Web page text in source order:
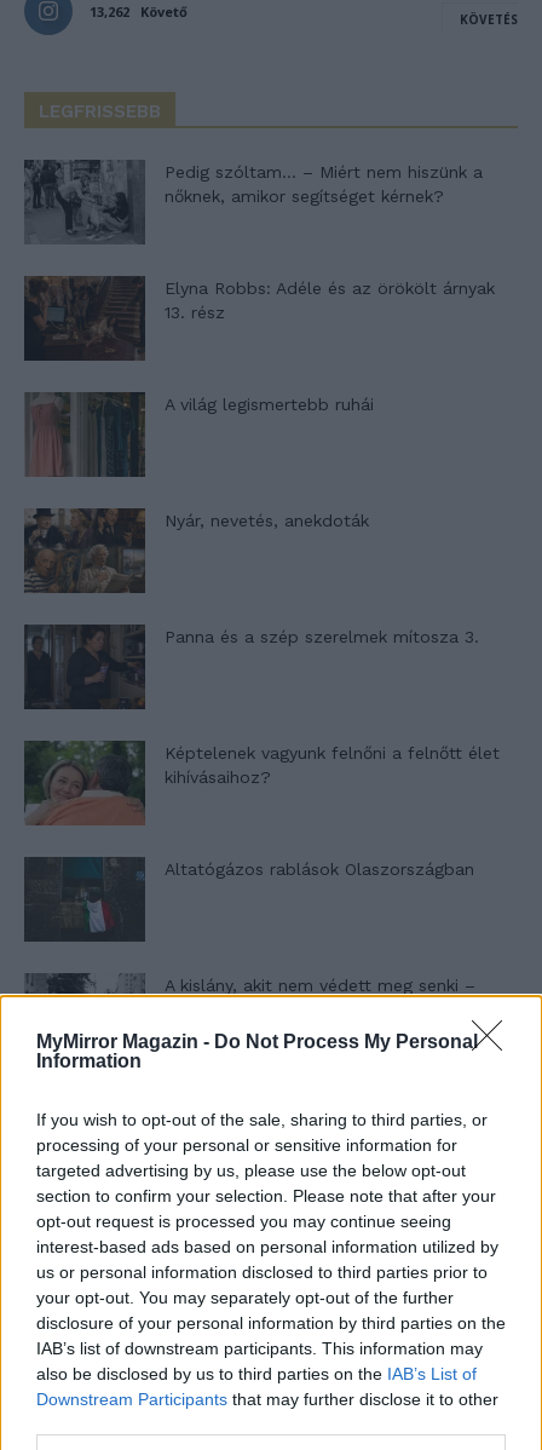
MyMirror Magazin - Do Not Process My Personal
Information
If you wish to opt-out of the sale, sharing to third parties, or
processing of your personal or sensitive information for
targeted advertising by us, please use the below opt-out
section to confirm your selection. Please note that after your
opt-out request is processed you may continue seeing
interest-based ads based on personal information utilized by
us or personal information disclosed to third parties prior to
your opt-out. You may separately opt-out of the further
disclosure of your personal information by third parties on the
IAB’s list of downstream participants. This information may
also be disclosed by us to third parties on the IAB’s List of
Downstream Participants that may further disclose it to other
13,262 Követő KÖVETÉS
LEGFRISSEBB
Pedig szóltam… – Miért nem hiszünk a
nőknek, amikor segítséget kérnek?
Elyna Robbs: Adéle és az örökölt árnyak
13. rész
A világ legismertebb ruhái
Nyár, nevetés, anekdoták
Panna és a szép szerelmek mítosza 3.
Képtelenek vagyunk felnőni a felnőtt élet
kihívásaihoz?
Altatógázos rablások Olaszországban
A kislány, akit nem védett meg senki –
rész
T. szereti a fiatal lányokat 13. rész
Minka 10. rész